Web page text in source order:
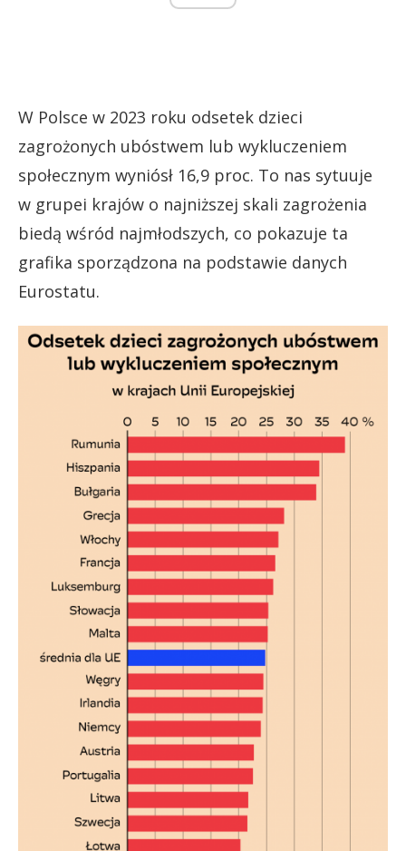
W Polsce w 2023 roku odsetek dzieci
zagrożonych ubóstwem lub wykluczeniem
społecznym wyniósł 16,9 proc. To nas sytuuje
w grupei krajów o najniższej skali zagrożenia
biedą wśród najmłodszych, co pokazuje ta
grafika sporządzona na podstawie danych
Eurostatu.